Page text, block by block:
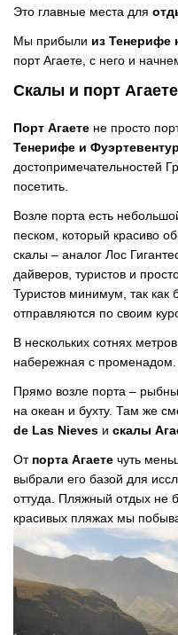
Это главные места для
Мы прибыли из Тенерифе
порт Агаете, с него и
Скалы и порт
Порт Агаете не просто
Тенерифе и
достопримечательностей
посетить.
Возле порта есть
песком, который красиво
скалы – аналог Лос
дайверов, туристов и
Туристов минимум, так как
отправляются по своим
В нескольких сотнях
набережная с променадом.
Прямо возле порта –
на океан и бухту. Там же
de Las Nieves и скалы
От порта Агаете чуть
выбрали его базой для
оттуда. Пляжный отдых не
красивых пляжах мы